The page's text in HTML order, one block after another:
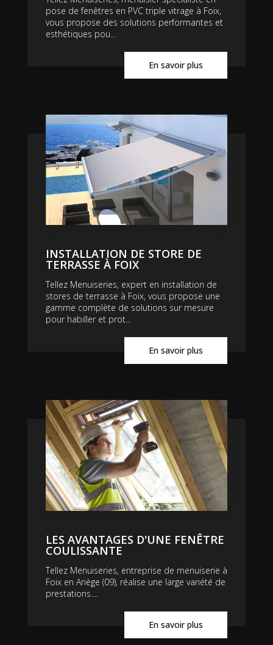
pose de fenêtres en PVC triple vitrage à Foix,
vous propose des solutions performantes et
esthétiques pou...
En savoir plus
INSTALLATION DE STORE DE
TERRASSE À FOIX
Tellez Menuiseries, expert en installation de
stores de terrasse à Foix, vous propose une
gamme complète de solutions sur mesure
pour habiller et prot...
En savoir plus
LES AVANTAGES D'UNE FENÊTRE
COULISSANTE
Tellez Menuiseries, entreprise de menuiserie à
Foix en Ariège (09), réalise une large variété de
prestations....
En savoir plus